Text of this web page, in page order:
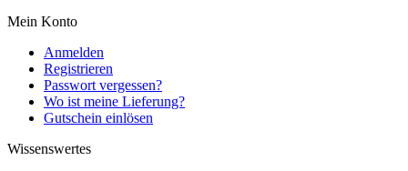
Mein Konto
Anmelden
Registrieren
Passwort vergessen?
Wo ist meine Lieferung?
Gutschein einlösen
Wissenswertes